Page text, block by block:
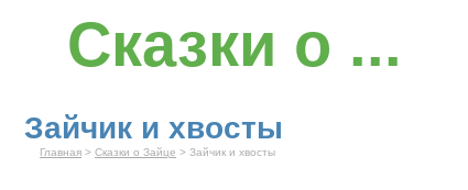
Сказки о ...
Зайчик и хвосты
Главная > Сказки о Зайце > Зайчик и хвосты